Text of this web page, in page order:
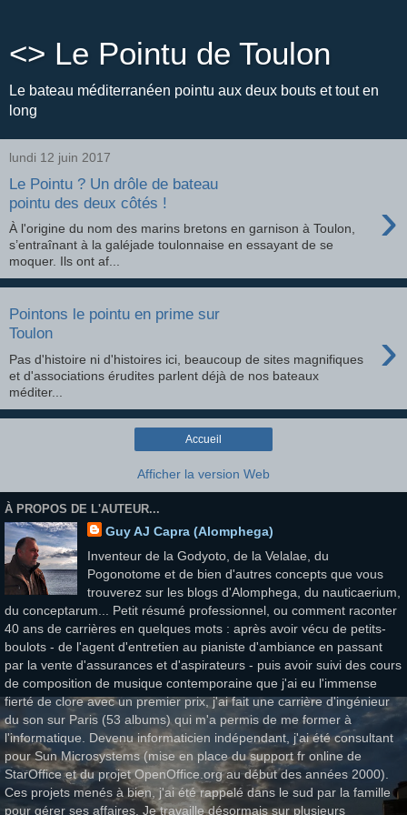
<> Le Pointu de Toulon
Le bateau méditerranéen pointu aux deux bouts et tout en
long
lundi 12 juin 2017
Le Pointu ? Un drôle de bateau
pointu des deux côtés !
›
À l'origine du nom des marins bretons en garnison à Toulon,
s’entraînant à la galéjade toulonnaise en essayant de se
moquer. Ils ont af...
Pointons le pointu en prime sur
Toulon
›
Pas d'histoire ni d'histoires ici, beaucoup de sites magnifiques
et d'associations érudites parlent déjà de nos bateaux
méditer...
Accueil
Afficher la version Web
À PROPOS DE L'AUTEUR...
Guy AJ Capra (Alomphega)
Inventeur de la Godyoto, de la Velalae, du
Pogonotome et de bien d'autres concepts que vous
trouverez sur les blogs d'Alomphega, du nauticaerium,
du conceptarum... Petit résumé professionnel, ou comment raconter
40 ans de carrières en quelques mots : après avoir vécu de petits-
boulots - de l'agent d'entretien au pianiste d'ambiance en passant
par la vente d'assurances et d'aspirateurs - puis avoir suivi des cours
de composition de musique contemporaine que j'ai eu l'immense
fierté de clore avec un premier prix, j'ai fait une carrière d'ingénieur
du son sur Paris (53 albums) qui m'a permis de me former à
l'informatique. Devenu informaticien indépendant, j'ai été consultant
pour Sun Microsystems (mise en place du support fr online de
StarOffice et du projet OpenOffice.org au début des années 2000).
Ces projets menés à bien, j'ai été rappelé dans le sud par la famille
pour gérer ses affaires. Je travaille désormais sur plusieurs